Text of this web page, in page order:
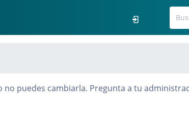
no puedes cambiarla. Pregunta a tu